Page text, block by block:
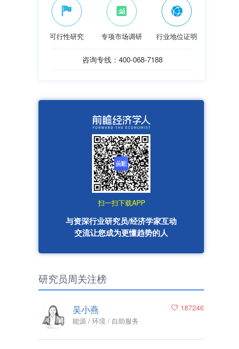
可行性研究 专项市场调研 行业地位证明
咨询专线：400-068-7188
扫一扫下载APP
与资深行业研究员/经济学家互动
交流让您成为更懂趋势的人
研究员周关注榜
187246
吴小燕
能源 / 环境 / 自助服务